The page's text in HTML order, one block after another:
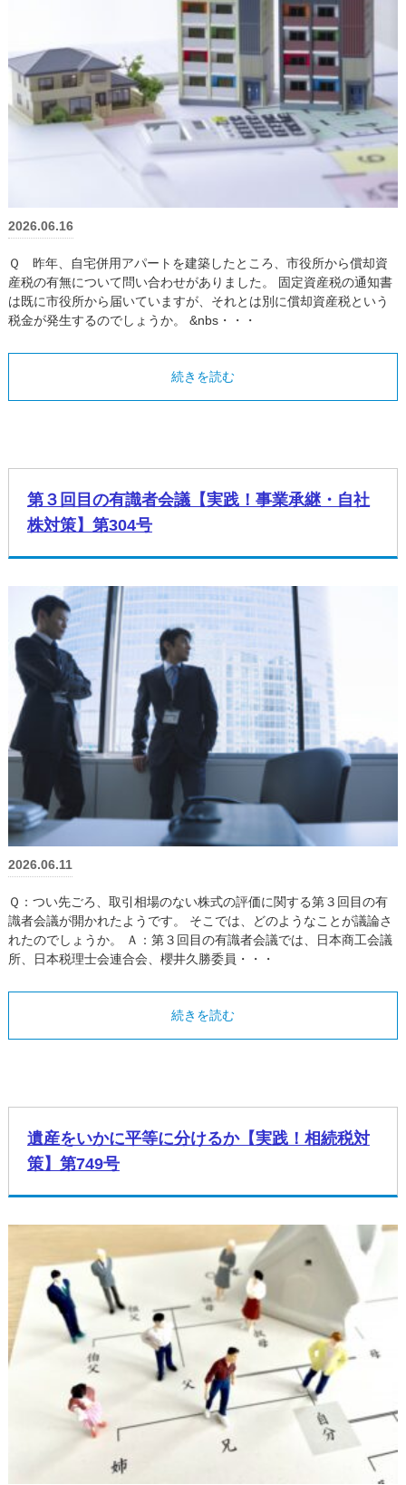
2026.06.16
Ｑ 昨年、自宅併用アパートを建築したところ、市役所から償却資
産税の有無について問い合わせがありました。 固定資産税の通知書
は既に市役所から届いていますが、それとは別に償却資産税という
税金が発生するのでしょうか。 &nbs・・・
続きを読む
第３回目の有識者会議【実践！事業承継・自社
株対策】第304号
2026.06.11
Ｑ：つい先ごろ、取引相場のない株式の評価に関する第３回目の有
識者会議が開かれたようです。 そこでは、どのようなことが議論さ
れたのでしょうか。 Ａ：第３回目の有識者会議では、日本商工会議
所、日本税理士会連合会、櫻井久勝委員・・・
続きを読む
遺産をいかに平等に分けるか【実践！相続税対
策】第749号